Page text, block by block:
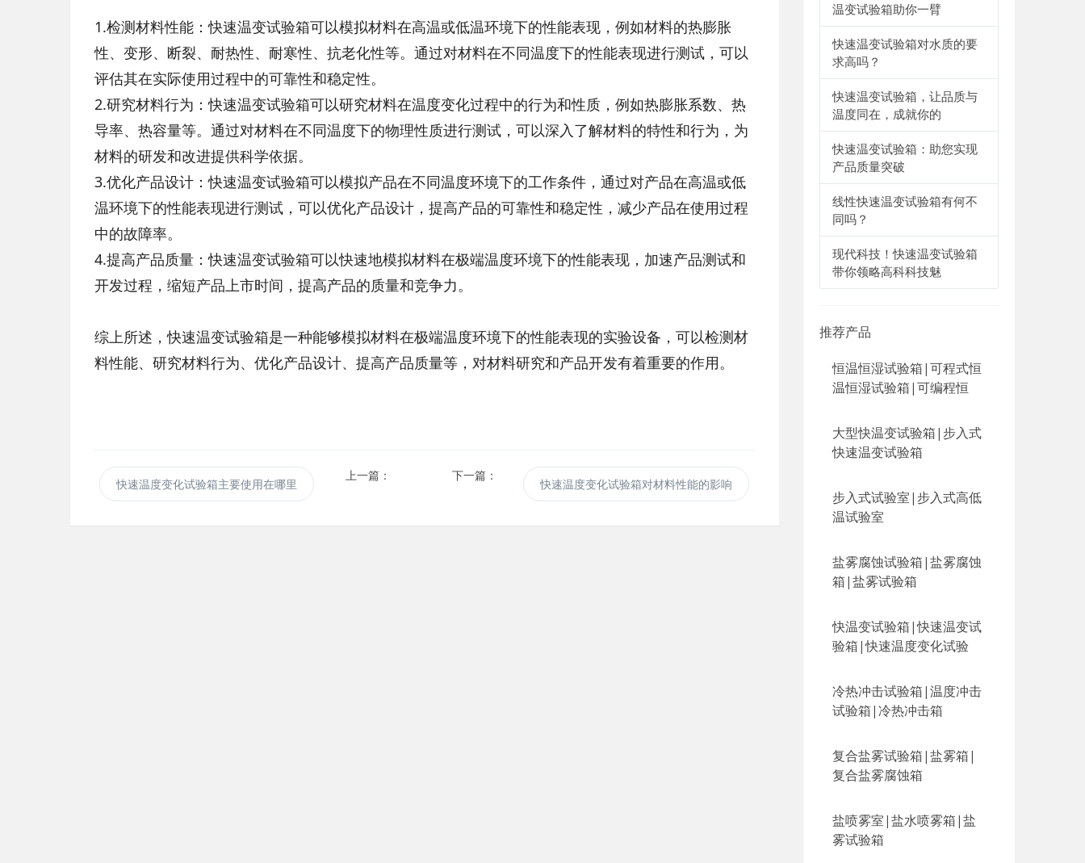
1.检测材料性能：快速温变试验箱可以模拟材料在高温或低温环境下的性能表现，例如材料的热膨胀
性、变形、断裂、耐热性、耐寒性、抗老化性等。通过对材料在不同温度下的性能表现进行测试，可以
评估其在实际使用过程中的可靠性和稳定性。
2.研究材料行为：快速温变试验箱可以研究材料在温度变化过程中的行为和性质，例如热膨胀系数、热
导率、热容量等。通过对材料在不同温度下的物理性质进行测试，可以深入了解材料的特性和行为，为
材料的研发和改进提供科学依据。
3.优化产品设计：快速温变试验箱可以模拟产品在不同温度环境下的工作条件，通过对产品在高温或低
温环境下的性能表现进行测试，可以优化产品设计，提高产品的可靠性和稳定性，减少产品在使用过程
中的故障率。
4.提高产品质量：快速温变试验箱可以快速地模拟材料在极端温度环境下的性能表现，加速产品测试和
开发过程，缩短产品上市时间，提高产品的质量和竞争力。
综上所述，快速温变试验箱是一种能够模拟材料在极端温度环境下的性能表现的实验设备，可以检测材
料性能、研究材料行为、优化产品设计、提高产品质量等，对材料研究和产品开发有着重要的作用。
上一篇：
快速温度变化试验箱主要使用在哪里
下一篇：
快速温度变化试验箱对材料性能的影响
温变试验箱助你一臂
快速温变试验箱对水质的要
求高吗？
快速温变试验箱，让品质与
温度同在，成就你的
快速温变试验箱：助您实现
产品质量突破
线性快速温变试验箱有何不
同吗？
现代科技！快速温变试验箱
带你领略高科科技魅
推荐产品
恒温恒湿试验箱|可程式恒
温恒湿试验箱|可编程恒
大型快温变试验箱|步入式
快速温变试验箱
步入式试验室|步入式高低
温试验室
盐雾腐蚀试验箱|盐雾腐蚀
箱|盐雾试验箱
快温变试验箱|快速温变试
验箱|快速温度变化试验
冷热冲击试验箱|温度冲击
试验箱|冷热冲击箱
复合盐雾试验箱|盐雾箱|
复合盐雾腐蚀箱
盐喷雾室|盐水喷雾箱|盐
雾试验箱